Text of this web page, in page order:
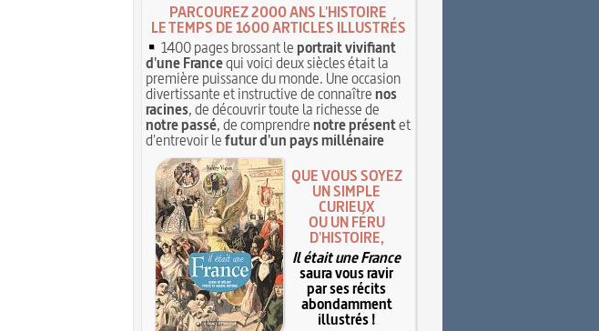
PARCOUREZ 2000 ANS L'HISTOIRE
LE TEMPS DE 1600 ARTICLES ILLUSTRÉS
1400 pages brossant leportrait vivifiant
d'une Francequi voici deux siècles était la
première puissance du monde. Une occasion
divertissante et instructive de connaîtrenos
racines, de découvrir toute la richesse de
notre passé, de comprendrenotre présentet
d'entrevoir lefutur d'un pays millénaire
QUE VOUS SOYEZ
UN SIMPLE
CURIEUX
OU UN FÉRU
D'HISTOIRE,
Il était une France
saura vous ravir
par ses récits
abondamment
illustrés !